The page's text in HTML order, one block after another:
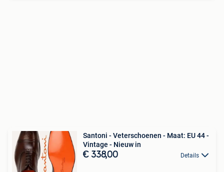
Santoni - Veterschoenen - Maat: EU 44 -
Vintage - Nieuw in
€ 338,00 Details